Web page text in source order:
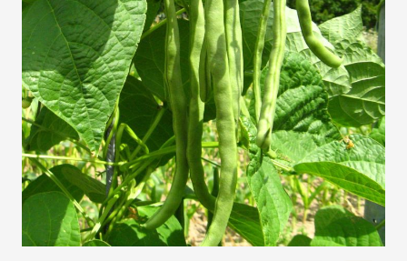
Frühe, ertragreiche Sorte mit grünen, rundovalen
Hülsen und weißen Bohnensamen.
Auf Lager
SKU 4043
3,60 €